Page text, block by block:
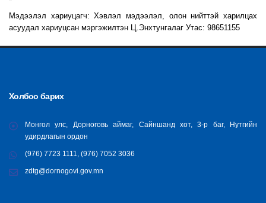
Мэдээлэл хариуцагч: Хэвлэл мэдээлэл, олон нийттэй харилцах
асуудал хариуцсан мэргэжилтэн Ц.Энхтунгалаг Утас: 98651155
Холбоо барих
Монгол улс, Дорноговь аймаг, Сайншанд хот, 3-р баг, Нутгийн
удирдлагын ордон
(976) 7723 1111, (976) 7052 3036
zdtg@dornogovi.gov.mn